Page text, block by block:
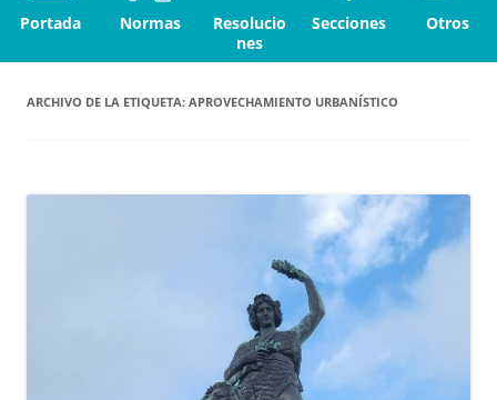
Portada Normas
Resolucio
nes
Secciones Otros
ARCHIVO DE LA ETIQUETA: APROVECHAMIENTO URBANÍSTICO